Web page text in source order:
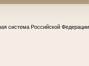
система Российской